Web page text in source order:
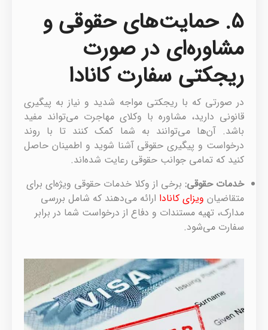
5. حمایت‌های حقوقی و
مشاوره‌ای در صورت
ریجکتی سفارت کانادا
در صورتی که با ریجکتی مواجه شدید و نیاز به پیگیری
قانونی دارید، مشاوره با وکلای مهاجرت می‌تواند مفید
باشد. آن‌ها می‌توانند به شما کمک کنند تا با روند
درخواست و پیگیری حقوقی آشنا شوید و اطمینان حاصل
کنید که تمامی جوانب حقوقی رعایت شده‌اند.
خدمات حقوقی: برخی از وکلا خدمات حقوقی ویژه‌ای برای
متقاضیان ویزای کانادا ارائه می‌دهند که شامل بررسی
مدارک، تهیه مستندات و دفاع از درخواست شما در برابر
سفارت می‌شود.